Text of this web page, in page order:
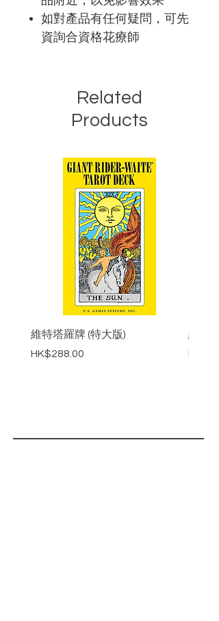
如對產品有任何疑問，可先
資詢合資格花療師
Related
Products
維特塔羅牌 (特大版)
Price
HK$288.00
維特
Price